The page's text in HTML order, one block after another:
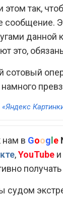
так,
сообщение.
данной
это,
намного
«Яндекс
нам в Google
,YouTube и
судом